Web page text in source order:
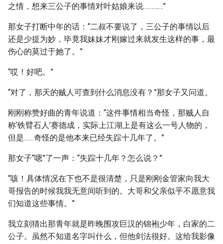
之情，想来三公子的事情对叶姑娘来说…………”
那女子打断中年的话：“二叔不要说了，三公子的事情以后
还是少提为妙，毕竟我妹妹才刚嫁过来就发生这样的事，最
伤心的莫过于她了。”
“哎！好吧。”
“对了，那天的贼人可查到什么消息没有？”那女子又问道。
刚刚称赞好曲的青年说道：“这件事情相当奇怪，那贼人自
称‘铁臂石人’赛德成，实际上江湖上是有这么一号人物的，
但是……奇怪的是他本来已经失踪十几年了。”
那女子“嗯”了一声：“失踪十几年？怎么说？”
“咳！具体情况在下也不是很清楚，只是刚刚金管家向我大
哥报告的时候我我无意间听到的。大哥和父亲似乎不愿意我
们知道这些事情。”
我立刻猜出那青年就是昨晚围攻巨汉的锦袍少年，白家的二
公子。虽然不知道名字叫什么，但他剑法很好。这给我影像